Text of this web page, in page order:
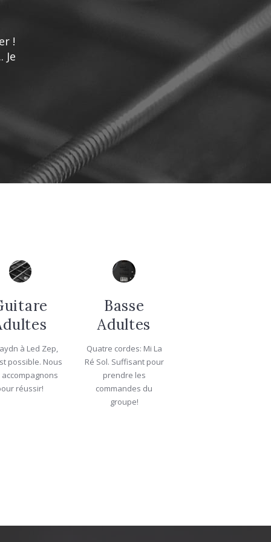
!
Je
à Led Zep,
possible. Nous
réussir!
Basse
Adultes
Quatre cordes: Mi La
Ré Sol. Suffisant pour
prendre les
commandes du
groupe!